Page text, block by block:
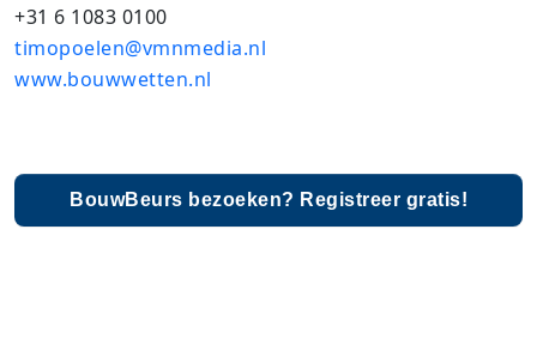
+31 6 1083 0100
timopoelen@vmnmedia.nl
www.bouwwetten.nl
BouwBeurs bezoeken? Registreer gratis!